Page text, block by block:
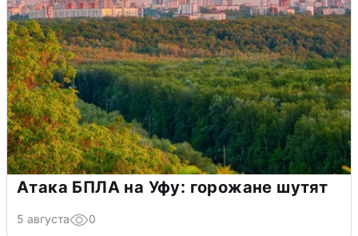
Атака БПЛА на Уфу: горожане шутят
5 августа 0